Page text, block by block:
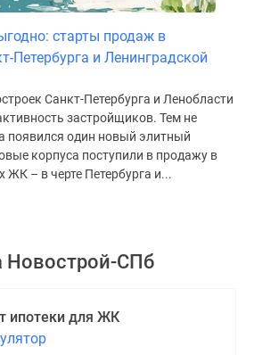
старты продаж в
Петербурга и Ленинградской
Санкт-Петербурга и Ленобласти
застройщиков. Тем не
появился один новый элитный
корпуса поступили в продажу в
ЖК – в черте Петербурга и...
Новострой-СПб
ипотеки для ЖК